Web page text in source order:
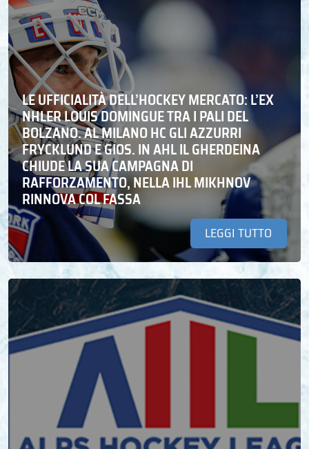
LE UFFICIALITÀ DELL’HOCKEY MERCATO: L’EX
NHLER LOUIS DOMINGUE TRA I PALI DEL
BOLZANO. AL MILANO HC GLI AZZURRI
FRYCKLUND E GIOS. IN AHL IL GHERDEINA
CHIUDE LA SUA CAMPAGNA DI
RAFFORZAMENTO, NELLA IHL MIKHNOV
RINNOVA COL FASSA
LEGGI TUTTO